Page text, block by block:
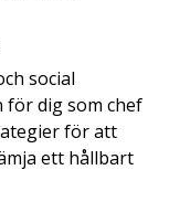
social
för dig som chef
för att
ett hållbart